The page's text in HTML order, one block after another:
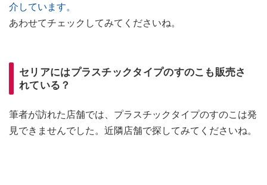
介しています。
あわせてチェックしてみてくださいね。
セリアにはプラスチックタイプのすのこも販売さ
れている？
筆者が訪れた店舗では、プラスチックタイプのすのこは発
見できませんでした。近隣店舗で探してみてくださいね。